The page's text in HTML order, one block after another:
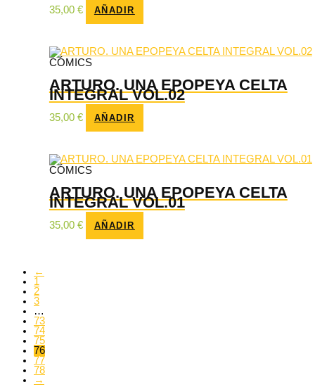
35,00 € AÑADIR
CÓMICS
ARTURO. UNA EPOPEYA CELTA
INTEGRAL VOL.02
35,00 € AÑADIR
CÓMICS
ARTURO. UNA EPOPEYA CELTA
INTEGRAL VOL.01
35,00 € AÑADIR
←
1
2
3
…
73
74
75
76
77
78
→